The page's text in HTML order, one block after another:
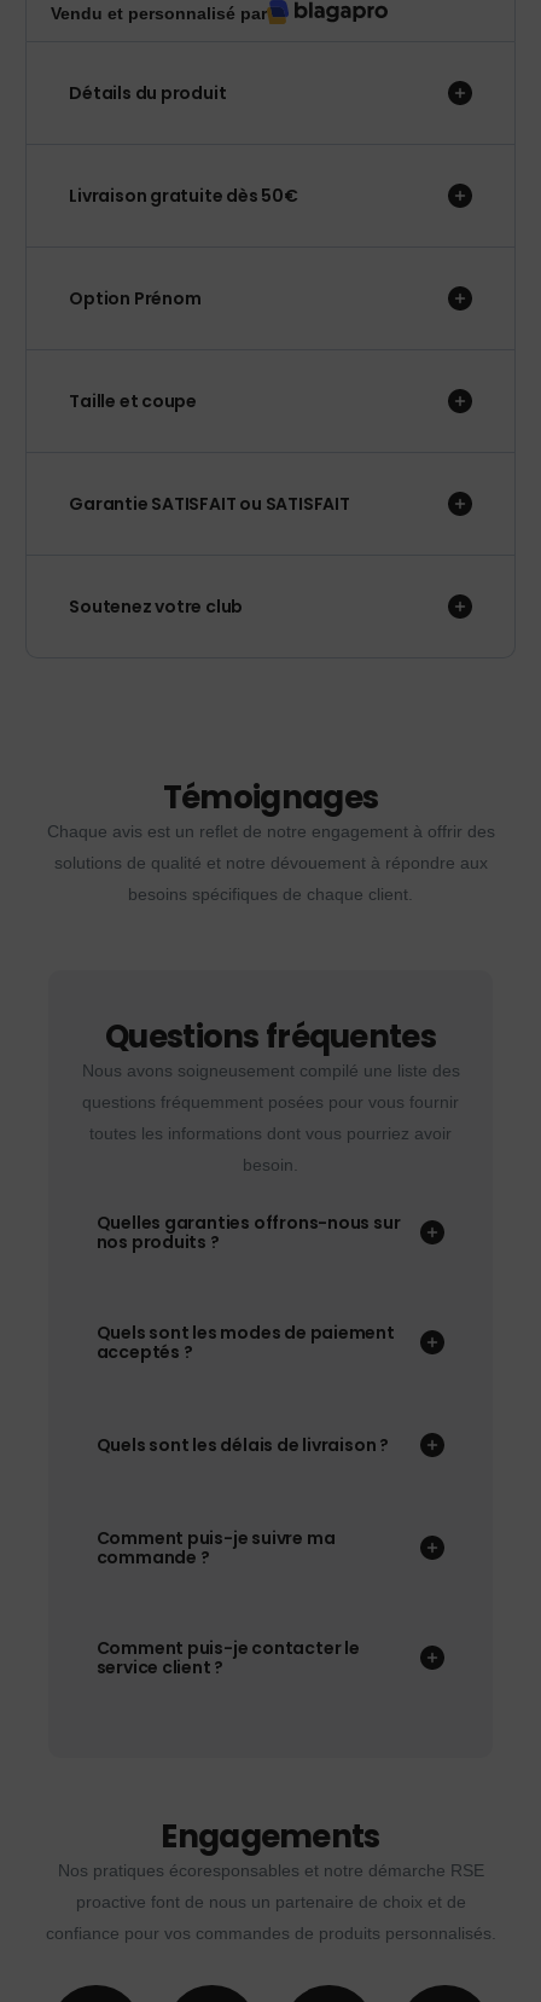
Vendu et personnalisé par
Détails du produit
Livraison gratuite dès 50€
Option Prénom
Taille et coupe
Garantie SATISFAIT ou SATISFAIT
Soutenez votre club
Témoignages
Chaque avis est un reflet de notre engagement à offrir des
solutions de qualité et notre dévouement à répondre aux
besoins spécifiques de chaque client.
Questions fréquentes
Nous avons soigneusement compilé une liste des
questions fréquemment posées pour vous fournir
toutes les informations dont vous pourriez avoir
besoin.
Quelles garanties offrons-nous sur
nos produits ?
Quels sont les modes de paiement
acceptés ?
Quels sont les délais de livraison ?
Comment puis-je suivre ma
commande ?
Comment puis-je contacter le
service client ?
Engagements
Nos pratiques écoresponsables et notre démarche RSE
proactive font de nous un partenaire de choix et de
confiance pour vos commandes de produits personnalisés.